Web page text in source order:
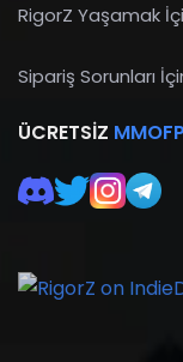
RigorZ Yaşamak
Sipariş Sorunları
ÜCRETSIZ